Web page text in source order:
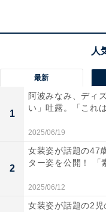
最新
1
阿波みなみ、ディ
い」吐露。「これ
2025/06/19
2
女装姿が話題の47
ター姿を公開！ 「
2025/06/12
女装姿が話題の2